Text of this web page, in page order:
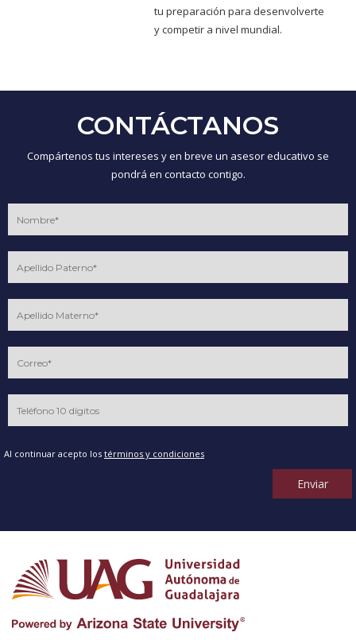
tu preparación para desenvolverte
y competir a nivel mundial.
CONTÁCTANOS
Compártenos tus intereses y en breve un asesor educativo se
pondrá en contacto contigo.
Al continuar acepto los términos y condiciones
Enviar